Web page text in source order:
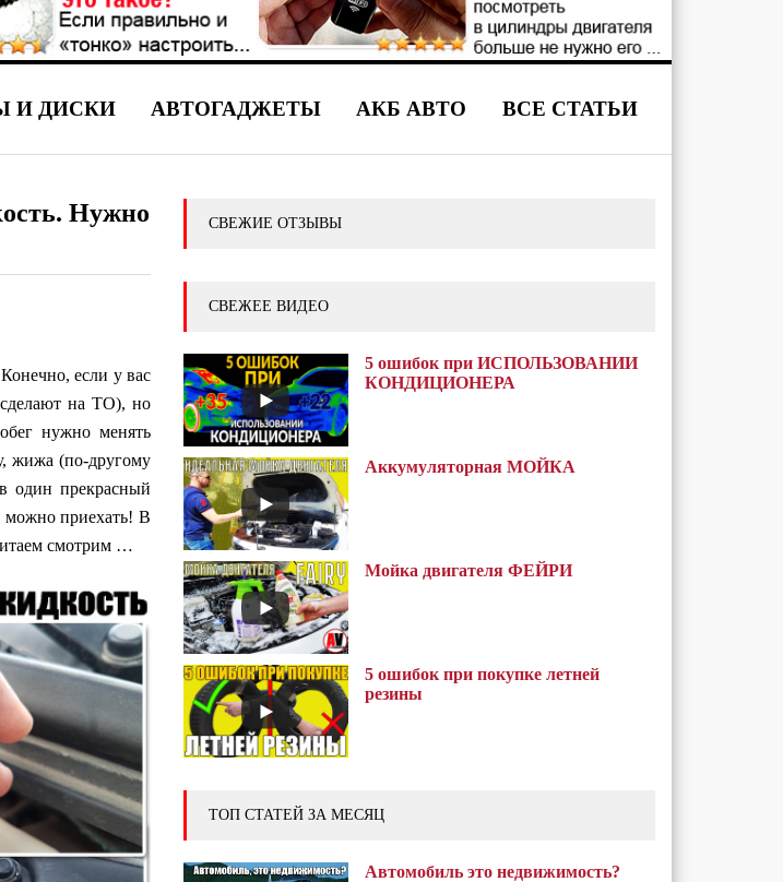
И ДИСКИ АВТОГАДЖЕТЫ АКБ АВТО ВСЕ СТАТЬИ
Нужно
если у вас
сделают на ТО), но
нужно менять
жижа (по-другому
один прекрасный
можно приехать! В
смотрим …
СВЕЖИЕ ОТЗЫВЫ
СВЕЖЕЕ ВИДЕО
5 ошибок при ИСПОЛЬЗОВАНИИ
КОНДИЦИОНЕРА
Аккумуляторная МОЙКА
Мойка двигателя ФЕЙРИ
5 ошибок при покупке летней
резины
ТОП СТАТЕЙ ЗА МЕСЯЦ
Автомобиль это недвижимость?